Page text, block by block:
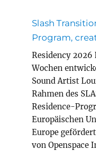
Slash
Program,
Residency 2026
Wochen
Sound Artist
Rahmen des
Residence-
Europäischen
Europe
von Openspace